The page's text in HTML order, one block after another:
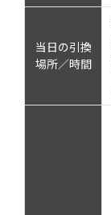
当日の引換
場所／時間